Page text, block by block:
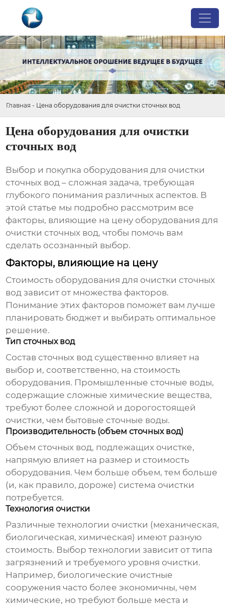
Главная - Цена оборудования для очистки сточных вод
Цена оборудования для очистки
сточных вод
Выбор и покупка оборудования для очистки
сточных вод – сложная задача, требующая
глубокого понимания различных аспектов. В
этой статье мы подробно рассмотрим все
факторы, влияющие на цену оборудования для
очистки сточных вод, чтобы помочь вам
сделать осознанный выбор.
Факторы, влияющие на цену
Стоимость оборудования для очистки сточных
вод зависит от множества факторов.
Понимание этих факторов поможет вам лучше
планировать бюджет и выбирать оптимальное
решение.
Тип сточных вод
Состав сточных вод существенно влияет на
выбор и, соответственно, на стоимость
оборудования. Промышленные сточные воды,
содержащие сложные химические вещества,
требуют более сложной и дорогостоящей
очистки, чем бытовые сточные воды.
Производительность (объем сточных вод)
Объем сточных вод, подлежащих очистке,
напрямую влияет на размер и стоимость
оборудования. Чем больше объем, тем больше
(и, как правило, дороже) система очистки
потребуется.
Технология очистки
Различные технологии очистки (механическая,
биологическая, химическая) имеют разную
стоимость. Выбор технологии зависит от типа
загрязнений и требуемого уровня очистки.
Например, биологические очистные
сооружения часто более экономичны, чем
химические, но требуют больше места и